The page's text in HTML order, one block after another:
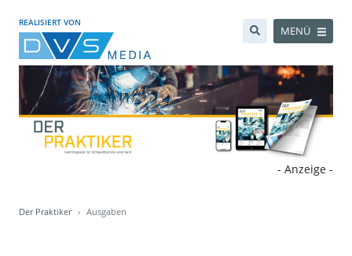
REALISIERT VON
MENÜ
- Anzeige -
Der Praktiker Ausgaben